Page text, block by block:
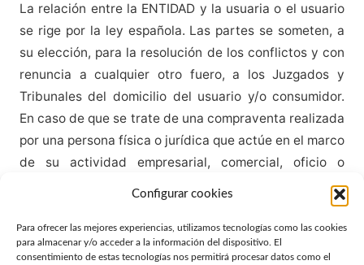
Configurar cookies
Para ofrecer las mejores experiencias, utilizamos tecnologías como las cookies
para almacenar y/o acceder a la información del dispositivo. El
consentimiento de estas tecnologías nos permitirá procesar datos como el
La relación entre la ENTIDAD y la usuaria o el usuario
se rige por la ley española. Las partes se someten, a
su elección, para la resolución de los conflictos y con
renuncia a cualquier otro fuero, a los Juzgados y
Tribunales del domicilio del usuario y/o consumidor.
En caso de que se trate de una compraventa realizada
por una persona física o jurídica que actúe en el marco
de su actividad empresarial, comercial, oficio o
profesión, ambas partes se someten, con renuncia
expresa a cualquier otro fuero, a los Juzgados y
Tribunales de Granada (España).